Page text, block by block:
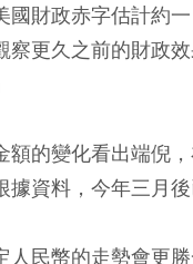
國財政赤字估計約
更久之前的財政
額的變化看出端倪
資料，今年三月後
民幣的走勢會更